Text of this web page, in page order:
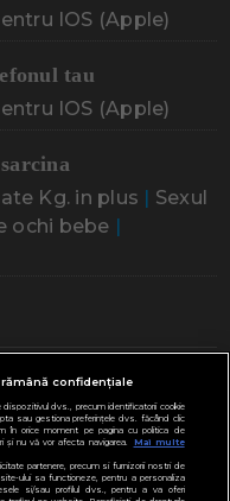
IOS (Apple)
tau
IOS (Apple)
Kg. in plus | Sexul
ochi bebe |
cu sarcina
Bebe plange
Copii cu nevoi speciale
confidențiale
dvs., precum identificatorii cookie
sau gestiona preferințele dvs. făcând clic
în orice moment pe pagina cu politica de
și nu vă vor afecta navigarea.
Mai multe
partenere, precum si furnizorii nostri de
ului sa functioneze, pentru a personaliza
si/sau profilul dvs., pentru a va oferi